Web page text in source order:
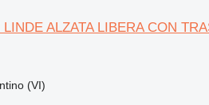
ALZATA LIBERA CON
(VI)